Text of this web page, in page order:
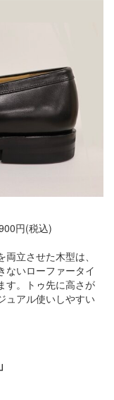
円(税込)
立させた木型は、
ないローファータイ
す。トゥ先に高さが
ュアル使いしやすい